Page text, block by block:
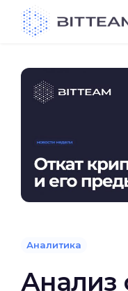
content
Аналитика
Анализ